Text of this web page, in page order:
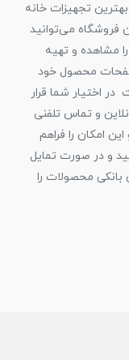
تجهیزات خانه
فروشگاه می‌توانید
مشاهده و تهیه
صفحات محصول خود
اختیار شما قرار
و تماس تلفنی
امکان را فراهم
و در صورت تمایل
بانکی محصولات را